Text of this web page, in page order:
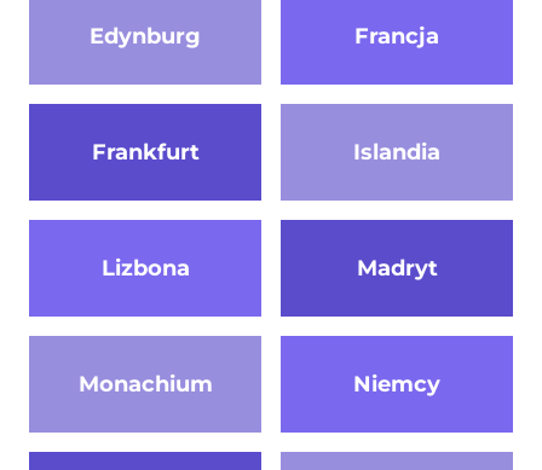
Edynburg Francja
Frankfurt Islandia
Lizbona Madryt
Monachium Niemcy